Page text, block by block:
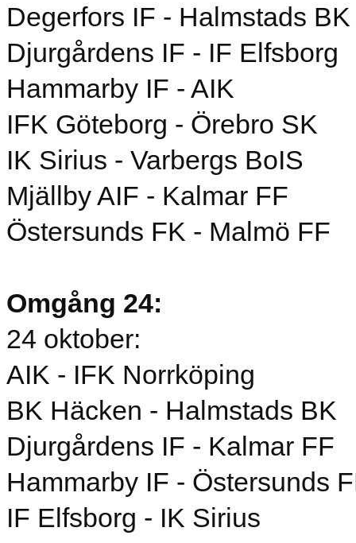
Degerfors IF - Halmstads BK
Djurgårdens IF - IF Elfsborg
Hammarby IF - AIK
IFK Göteborg - Örebro SK
IK Sirius - Varbergs BoIS
Mjällby AIF - Kalmar FF
Östersunds FK - Malmö FF
Omgång 24:
24 oktober:
AIK - IFK Norrköping
BK Häcken - Halmstads BK
Djurgårdens IF - Kalmar FF
Hammarby IF - Östersunds
IF Elfsborg - IK Sirius